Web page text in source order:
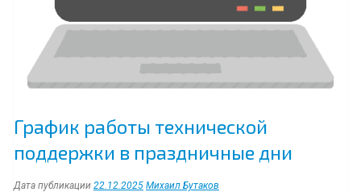
График работы технической
поддержки в праздничные дни
Дата публикации 22.12.2025 Михаил Бутаков